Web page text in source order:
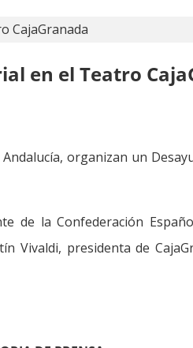
CajaGranada
en el Teatro
organizan un
de la Confederación
Vivaldi, presidenta de